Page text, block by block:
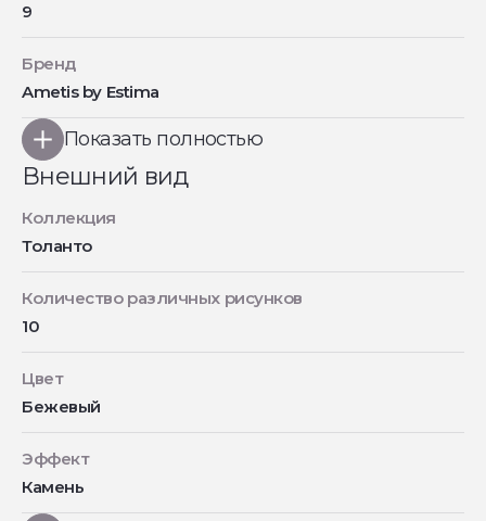
9
Бренд
Ametis by Estima
Показать полностью
Внешний вид
Коллекция
Толанто
Количество различных рисунков
10
Цвет
Бежевый
Эффект
Камень